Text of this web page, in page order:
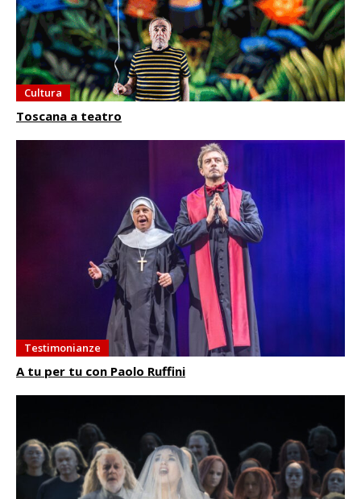
Cultura
Toscana a teatro
Testimonianze
A tu per tu con Paolo Ruffini